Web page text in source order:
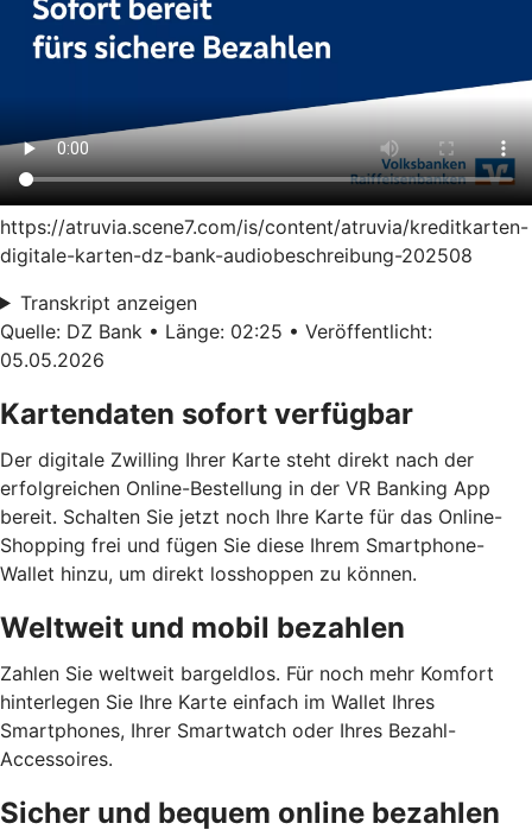
https://atruvia.scene7.com/is/content/atruvia/kreditkarten-
digitale-karten-dz-bank-audiobeschreibung-202508
Transkript anzeigen
Quelle: DZ Bank • Länge: 02:25 • Veröffentlicht:
05.05.2026
Kartendaten sofort verfügbar
Der digitale Zwilling Ihrer Karte steht direkt nach der
erfolgreichen Online-Bestellung in der VR Banking App
bereit. Schalten Sie jetzt noch Ihre Karte für das Online-
Shopping frei und fügen Sie diese Ihrem Smartphone-
Wallet hinzu, um direkt losshoppen zu können.
Weltweit und mobil bezahlen
Zahlen Sie weltweit bargeldlos. Für noch mehr Komfort
hinterlegen Sie Ihre Karte einfach im Wallet Ihres
Smartphones, Ihrer Smartwatch oder Ihres Bezahl-
Accessoires.
Sicher und bequem online bezahlen